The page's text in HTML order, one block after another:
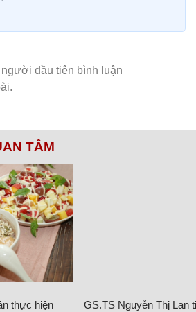
TÂM
thực hiện
GS.TS Nguyễn Thị Lan